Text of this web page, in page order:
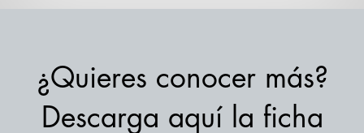
¿Quieres conocer más?
Descarga aquí la ficha